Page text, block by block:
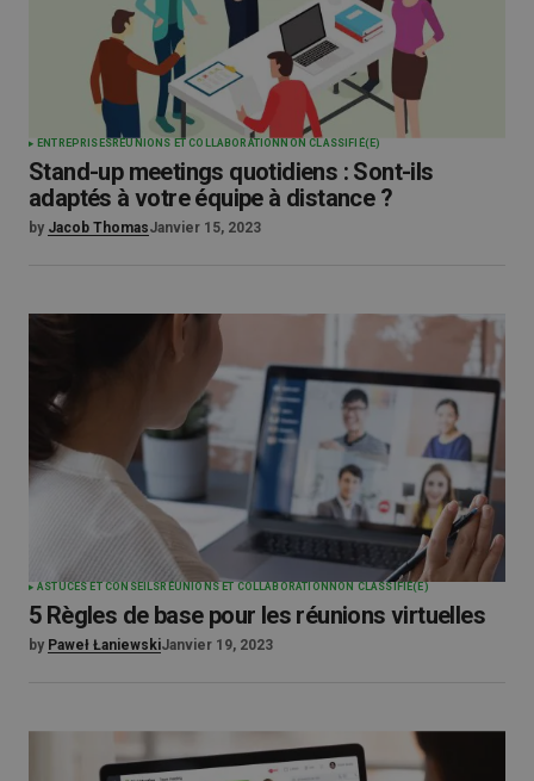
ENTREPRISESRÉUNIONS ET COLLABORATION NON CLASSIFIÉ(E)
Stand-up meetings quotidiens : Sont-ils
adaptés à votre équipe à distance ?
by Jacob ThomasJanvier 15, 2023
ASTUCES ET CONSEILS RÉUNIONS ET COLLABORATION NON CLASSIFIÉ(E)
5 Règles de base pour les réunions virtuelles
by Paweł ŁaniewskiJanvier 19, 2023